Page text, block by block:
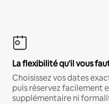
La flexibilité qu'il vous
Choisissez vos dates
puis réservez facilement
supplémentaire ni